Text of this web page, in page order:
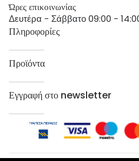
Ώρες επικοινωνίας
Δευτέρα - Σάββατο 09:00 -
Πληροφορίες
Προϊόντα
Εγγραφή στο newsletter